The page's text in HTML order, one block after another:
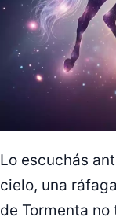
Lo escuchás
cielo, una
de Tormenta